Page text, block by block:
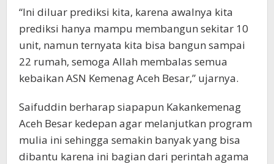
“Ini diluar prediksi kita, karena awalnya kita
prediksi hanya mampu membangun sekitar 10
unit, namun ternyata kita bisa bangun sampai
22 rumah, semoga Allah membalas semua
kebaikan ASN Kemenag Aceh Besar,” ujarnya.
Saifuddin berharap siapapun Kakankemenag
Aceh Besar kedepan agar melanjutkan program
mulia ini sehingga semakin banyak yang bisa
dibantu karena ini bagian dari perintah agama